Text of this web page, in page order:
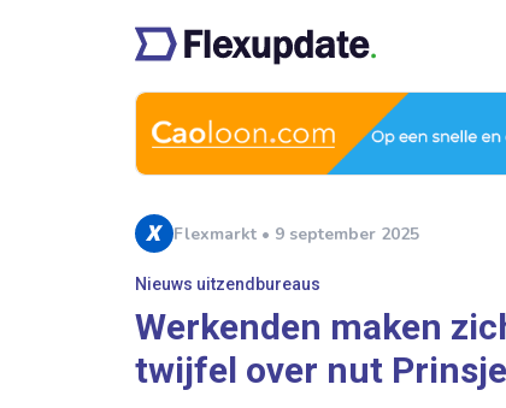
Flexmarkt • 9 september 2025
Nieuws uitzendbureaus
Werkenden maken
twijfel over nut